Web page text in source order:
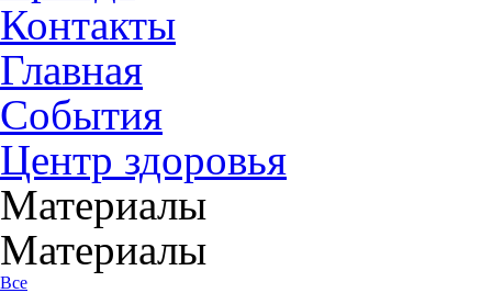
Контакты
Главная
События
Центр здоровья
Материалы
Материалы
Все